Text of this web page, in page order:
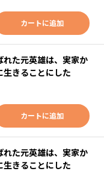
カートに追加
た元英雄は、実家か
生きることにした
カートに追加
た元英雄は、実家か
生きることにした